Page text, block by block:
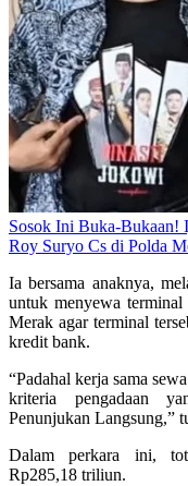
Sosok Ini Buka-Bukaan!
Roy Suryo Cs di Polda
Ia bersama anaknya,
untuk menyewa
Merak agar terminal
kredit bank.
“Padahal kerja sama
kriteria pengadaan
Penunjukan Langsung,”
Dalam perkara ini,
Rp285,18 triliun.